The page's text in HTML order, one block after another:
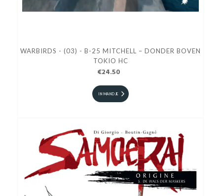
WARBIRDS - (03) - B-25 MITCHELL – DONDER BOVEN
TOKIO HC
€24.50
IN MANDJE